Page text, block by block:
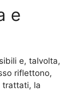
e
e, talvolta,
riflettono,
trattati, la